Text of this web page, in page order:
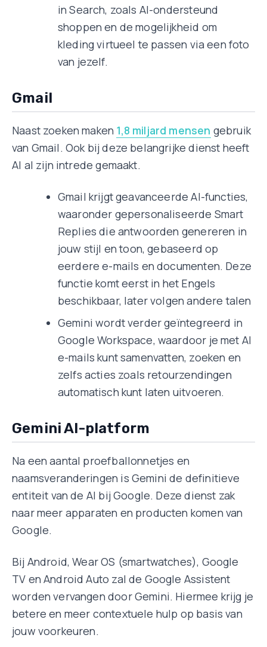
in Search, zoals AI-ondersteund
shoppen en de mogelijkheid om
kleding virtueel te passen via een foto
van jezelf.
Gmail
Naast zoeken maken 1,8 miljard mensen gebruik
van Gmail. Ook bij deze belangrijke dienst heeft
AI al zijn intrede gemaakt.
Gmail krijgt geavanceerde AI-functies,
waaronder gepersonaliseerde Smart
Replies die antwoorden genereren in
jouw stijl en toon, gebaseerd op
eerdere e-mails en documenten. Deze
functie komt eerst in het Engels
beschikbaar, later volgen andere talen
Gemini wordt verder geïntegreerd in
Google Workspace, waardoor je met AI
e-mails kunt samenvatten, zoeken en
zelfs acties zoals retourzendingen
automatisch kunt laten uitvoeren.
Gemini AI-platform
Na een aantal proefballonnetjes en
naamsveranderingen is Gemini de definitieve
entiteit van de AI bij Google. Deze dienst zak
naar meer apparaten en producten komen van
Google.
Bij Android, Wear OS (smartwatches), Google
TV en Android Auto zal de Google Assistent
worden vervangen door Gemini. Hiermee krijg je
betere en meer contextuele hulp op basis van
jouw voorkeuren.